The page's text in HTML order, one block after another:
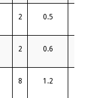
2 0.5
2 0.6
8 1.2